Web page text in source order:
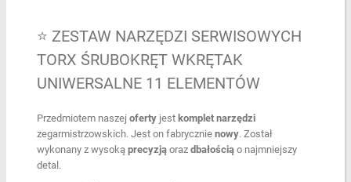
⭐ ZESTAW NARZĘDZI SERWISOWYCH
TORX ŚRUBOKRĘT WKRĘTAK
UNIWERSALNE 11 ELEMENTÓW
Przedmiotem naszej ofertyjest komplet narzędzi
zegarmistrzowskich. Jest on fabrycznie nowy. Został
wykonany z wysoką precyzjąoraz dbałościąo najmniejszy
detal.